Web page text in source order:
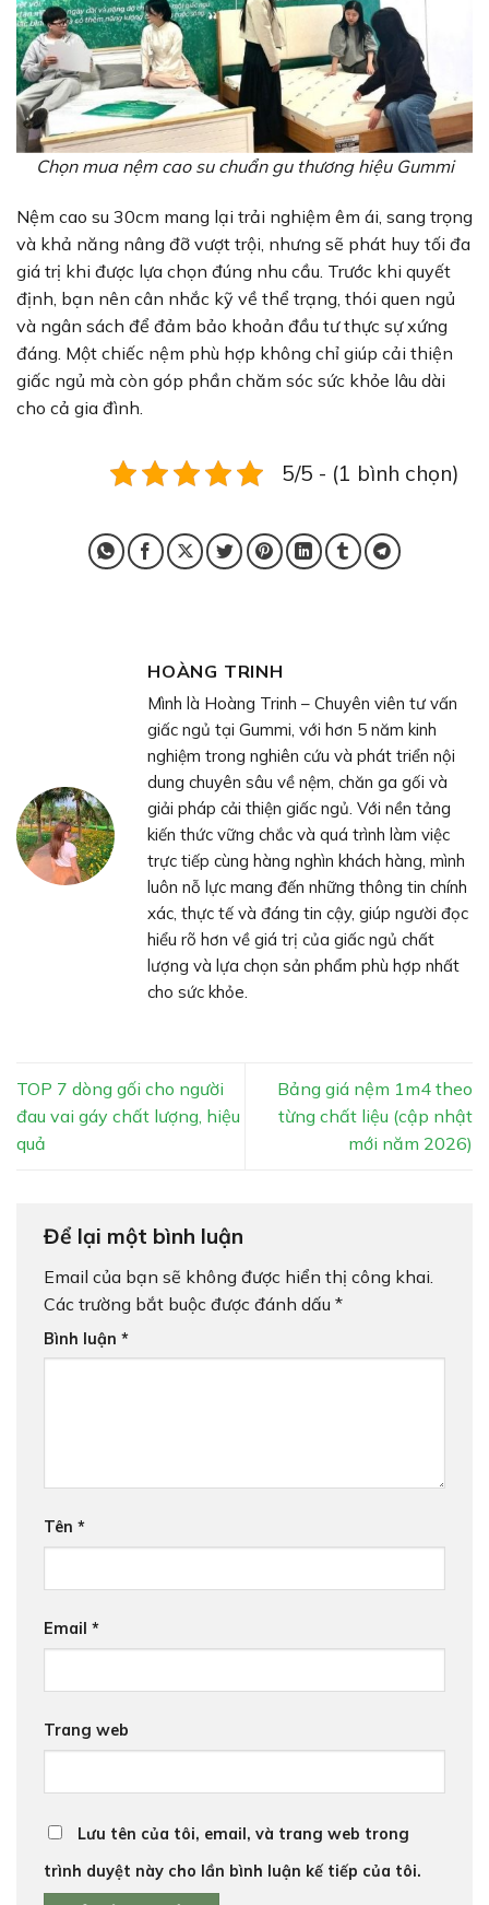
Chọn mua nệm cao su chuẩn gu thương hiệu Gummi
Nệm cao su 30cm mang lại trải nghiệm êm ái, sang trọng
và khả năng nâng đỡ vượt trội, nhưng sẽ phát huy tối đa
giá trị khi được lựa chọn đúng nhu cầu. Trước khi quyết
định, bạn nên cân nhắc kỹ về thể trạng, thói quen ngủ
và ngân sách để đảm bảo khoản đầu tư thực sự xứng
đáng. Một chiếc nệm phù hợp không chỉ giúp cải thiện
giấc ngủ mà còn góp phần chăm sóc sức khỏe lâu dài
cho cả gia đình.
5/5 - (1 bình chọn)
HOÀNG TRINH
Mình là Hoàng Trinh – Chuyên viên tư vấn
giấc ngủ tại Gummi, với hơn 5 năm kinh
nghiệm trong nghiên cứu và phát triển nội
dung chuyên sâu về nệm, chăn ga gối và
giải pháp cải thiện giấc ngủ. Với nền tảng
kiến thức vững chắc và quá trình làm việc
trực tiếp cùng hàng nghìn khách hàng, mình
luôn nỗ lực mang đến những thông tin chính
xác, thực tế và đáng tin cậy, giúp người đọc
hiểu rõ hơn về giá trị của giấc ngủ chất
lượng và lựa chọn sản phẩm phù hợp nhất
cho sức khỏe.
TOP 7 dòng gối cho người
đau vai gáy chất lượng, hiệu
quả
Bảng giá nệm 1m4 theo
từng chất liệu (cập nhật
mới năm 2026)
Để lại một bình luận
Email của bạn sẽ không được hiển thị công khai.
Các trường bắt buộc được đánh dấu *
Bình luận *
Tên *
Email *
Trang web
Lưu tên của tôi, email, và trang web trong
trình duyệt này cho lần bình luận kế tiếp của tôi.